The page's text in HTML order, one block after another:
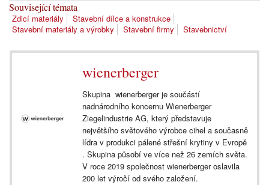
Související témata
Zdicí materiály
Stavební dílce a konstrukce
Stavební materiály a výrobky
Stavební firmy Stavebnictví
wienerberger
Skupina wienerberger je součástí
nadnárodního koncernu Wienerberger
Ziegelindustrie AG, který představuje
největšího světového výrobce cihel a současně
lídra v produkci pálené střešní krytiny v Evropě
. Skupina působí ve více než 26 zemích světa.
V roce 2019 společnost wienerberger oslavila
200 let výročí od svého založení.